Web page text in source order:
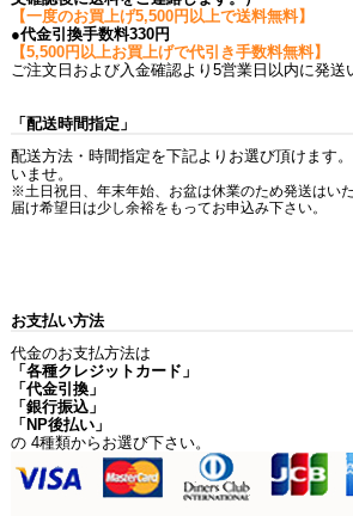
【一度のお買上げ5,500円以上で送料無料】
●代金引換手数料330円
【5,500円以上お買上げで代引き手数料無料】
ご注文日および入金確認より5営業日以内に発送
「配送時間指定」
配送方法・時間指定を下記よりお選び頂けます
いませ。
※土日祝日、年末年始、お盆は休業のため発送はい
届け希望日は少し余裕をもってお申込み下さい。
お支払い方法
代金のお支払方法は
「各種クレジットカード」
「代金引換」
「銀行振込」
「NP後払い」
の 4種類からお選び下さい。